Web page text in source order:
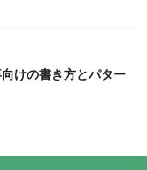
けの書き方とパター